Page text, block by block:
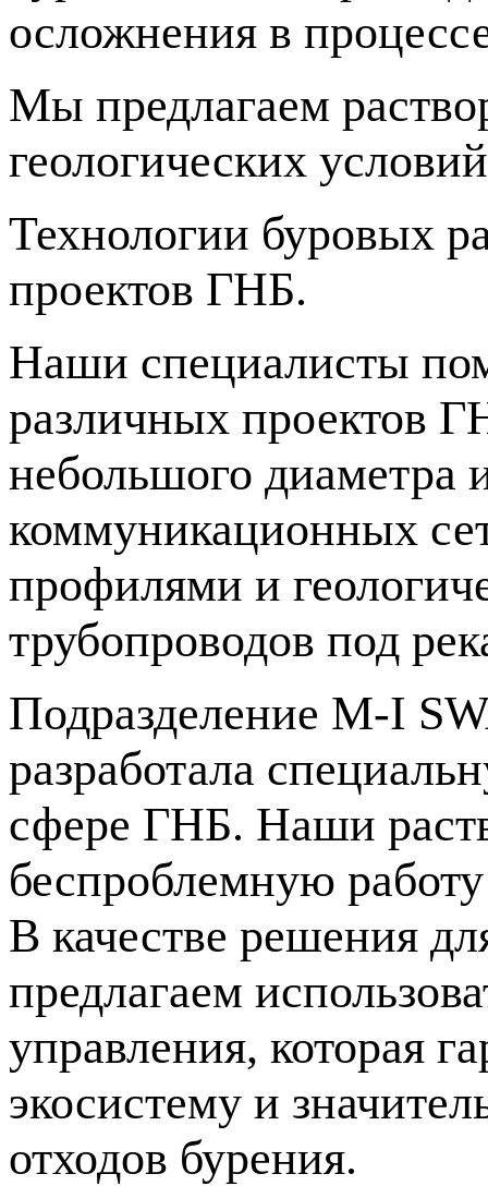
осложнения в
Мы предлагаем
геологических
Технологии буровых
проектов ГНБ.
Наши специалисты
различных проектов
небольшого диаметра
коммуникационных
профилями и
трубопроводов под
Подразделение M-I
разработала
сфере ГНБ. Наши
беспроблемную
В качестве решения
предлагаем
управления, которая
экосистему и
отходов бурения.